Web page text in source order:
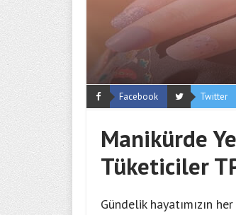
Facebook Twitter
Manikürde
Tüketiciler
Gündelik hayatımızın